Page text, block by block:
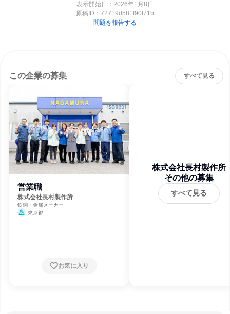
表示開始日：2026年1月8日
原稿ID： 72719d581f90f71b
問題を報告する
この企業の募集 すべて見る
営業職
株式会社長村製作所
鉄鋼・金属メーカー
東京都
お気に入り
株式会社長村製作所
その他の募集
すべて見る